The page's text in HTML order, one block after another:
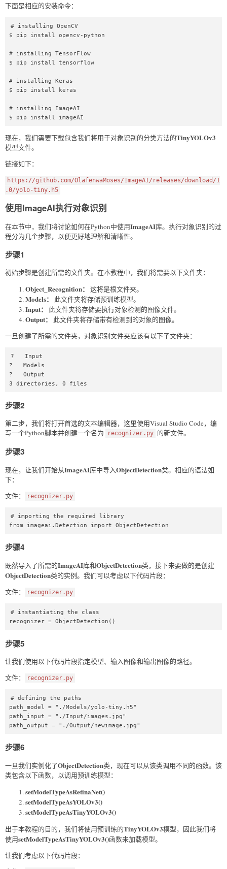
下面是相应的安装命令：
# installing OpenCV
$ pip install opencv-python
# installing TensorFlow
$ pip install tensorflow
# installing Keras
$ pip install keras
# installing ImageAI
$ pip install imageAI
现在，我们需要下载包含我们将用于对象识别的分类方法的TinyYOLOv3
模型文件。
链接如下：
https://github.com/OlafenwaMoses/ImageAI/releases/download/1
.0/yolo-tiny.h5
使用ImageAI执行对象识别
在本节中，我们将讨论如何在Python中使用ImageAI库。执行对象识别的过
程分为几个步骤，以便更好地理解和清晰性。
步骤1
初始步骤是创建所需的文件夹。在本教程中，我们将需要以下文件夹：
Object_Recognition： 这将是根文件夹。
Models： 此文件夹将存储预训练模型。
Input： 此文件夹将存储要执行对象检测的图像文件。
Output：
此文件夹将存储带有检测到的对象的图像。
一旦创建了所需的文件夹，对象识别文件夹应该有以下子文件夹：
?   Input
?   Models
?   Output
3 directories, 0 files
步骤2
第二步，我们将打开首选的文本编辑器，这里使用Visual Studio Code，编
写一个Python脚本并创建一个名为
recognizer.py 的新文件。
步骤3
现在，让我们开始从ImageAI库中导入ObjectDetection类。相应的语法如
下：
文件：
recognizer.py
# importing the required library
from imageai.Detection import ObjectDetection
步骤4
既然导入了所需的ImageAI库和ObjectDetection类，接下来要做的是创建
ObjectDetection类的实例。我们可以考虑以下代码片段：
文件：
recognizer.py
# instantiating the class
recognizer = ObjectDetection()
步骤5
让我们使用以下代码片段指定模型、输入图像和输出图像的路径。
文件：
recognizer.py
# defining the paths
path_model = "./Models/yolo-tiny.h5"
path_input = "./Input/images.jpg"
path_output = "./Output/newimage.jpg"
步骤6
一旦我们实例化了ObjectDetection类，现在可以从该类调用不同的函数。该
类包含以下函数，以调用预训练模型：
setModelTypeAsRetinaNet()
setModelTypeAsYOLOv3()
setModelTypeAsTinyYOLOv3()
出于本教程的目的，我们将使用预训练的TinyYOLOv3模型，因此我们将
使用setModelTypeAsTinyYOLOv3()函数来加载模型。
让我们考虑以下代码片段：